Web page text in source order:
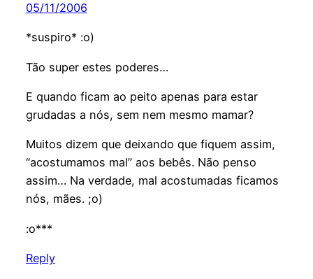
05/11/2006
*suspiro* :o)
Tão super estes poderes…
E quando ficam ao peito apenas para estar
grudadas a nós, sem nem mesmo mamar?
Muitos dizem que deixando que fiquem assim,
“acostumamos mal” aos bebês. Não penso
assim… Na verdade, mal acostumadas ficamos
nós, mães. ;o)
:o***
Reply